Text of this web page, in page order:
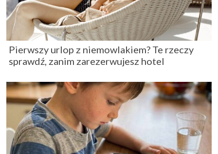
Pierwszy urlop z niemowlakiem? Te rzeczy
sprawdź, zanim zarezerwujesz hotel